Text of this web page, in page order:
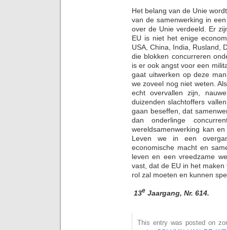
Het belang van de Unie
van de samenwerking in
over de Unie verdeeld. Er
EU is niet het enige
USA, China, India, Rusland,
die blokken concurreren
is er ook angst voor een
gaat uitwerken op deze
we zoveel nog niet weten.
echt overvallen zijn,
duizenden slachtoffers
gaan beseffen, dat
dan onderlinge
wereldsamenwerking kan
Leven we in een
economische macht en
leven en een vreedzame
vast, dat de EU in het
rol zal moeten en kunnen
13e Jaargang, Nr. 614.
This entry was posted on